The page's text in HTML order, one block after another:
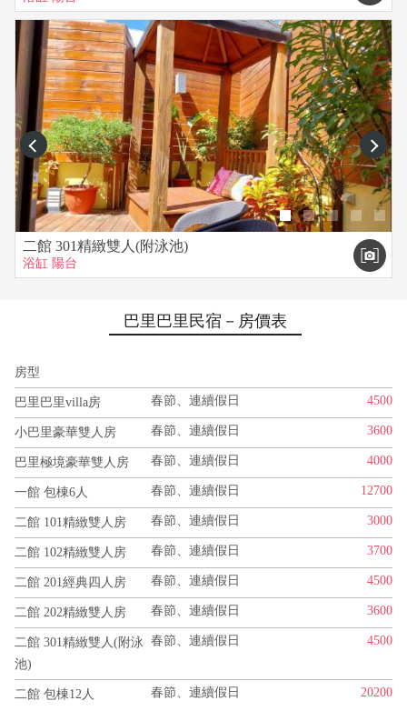
prev next
二館 301精緻雙人(附泳池)
浴缸 陽台
巴里巴里民宿－房價表
房型
巴里巴里villa房 春節、連續假日 4500
小巴里豪華雙人房 春節、連續假日 3600
巴里極境豪華雙人房 春節、連續假日 4000
一館 包棟6人 春節、連續假日 12700
二館 101精緻雙人房 春節、連續假日 3000
二館 102精緻雙人房 春節、連續假日 3700
二館 201經典四人房 春節、連續假日 4500
二館 202精緻雙人房 春節、連續假日 3600
二館 301精緻雙人(附泳
池)
春節、連續假日 4500
二館 包棟12人 春節、連續假日 20200